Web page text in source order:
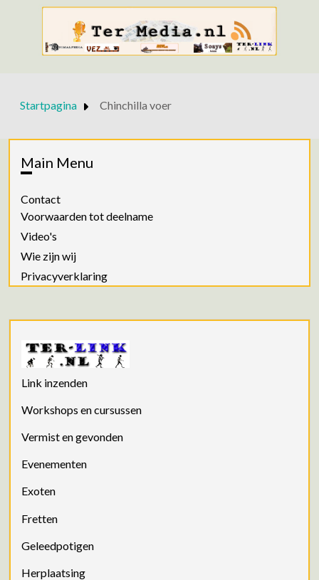
Startpagina Chinchilla voer
Main Menu
Contact
Voorwaarden tot deelname
Video's
Wie zijn wij
Privacyverklaring
Link inzenden
Workshops en cursussen
Vermist en gevonden
Evenementen
Exoten
Fretten
Geleedpotigen
Herplaatsing